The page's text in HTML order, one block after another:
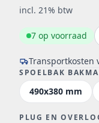
incl. 21% btw
Transportkosten
7 op voorraad
SPOELBAK
490x380 mm
PLUG EN